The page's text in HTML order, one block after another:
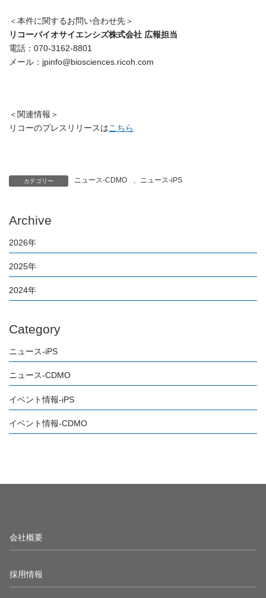
＜本件に関するお問い合わせ先＞
リコーバイオサイエンシズ株式会社 広報担当
電話：070-3162-8801
メール：jpinfo@biosciences.ricoh.com
＜関連情報＞
リコーのプレスリリースはこちら
カテゴリー ニュース-CDMO ニュース-iPS
Archive
2026年
2025年
2024年
Category
ニュース-iPS
ニュース-CDMO
イベント情報-iPS
イベント情報-CDMO
会社概要
採用情報